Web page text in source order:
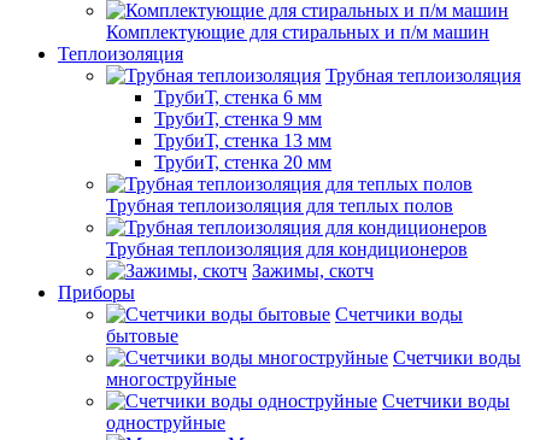
Комплектующие для стиральных и п/м машин
Теплоизоляция
Трубная теплоизоляция
ТрубиТ, стенка 6 мм
ТрубиТ, стенка 9 мм
ТрубиТ, стенка 13 мм
ТрубиТ, стенка 20 мм
Трубная теплоизоляция для теплых полов
Трубная теплоизоляция для кондиционеров
Зажимы, скотч
Приборы
Счетчики воды
бытовые
Счетчики воды
многоструйные
Счетчики воды
одноструйные